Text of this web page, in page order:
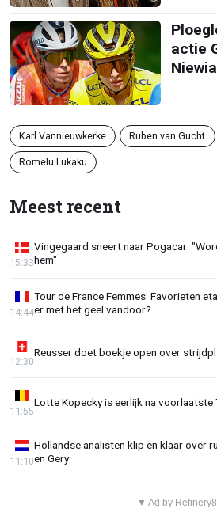
actie
Karl Vannieuwkerke Ruben van Gucht
Romelu Lukaku
Meest recent
Vingegaard sneert naar Pogacar:
hem"
15:33
Tour de France Femmes: Favorieten
er met het geel vandoor?
14:44
Reusser doet boekje open over
12:30
Lotte Kopecky is eerlijk na voorlaatste
11:55
Hollandse analisten klip en klaar over
en Gery
11:10
▼ Ad by